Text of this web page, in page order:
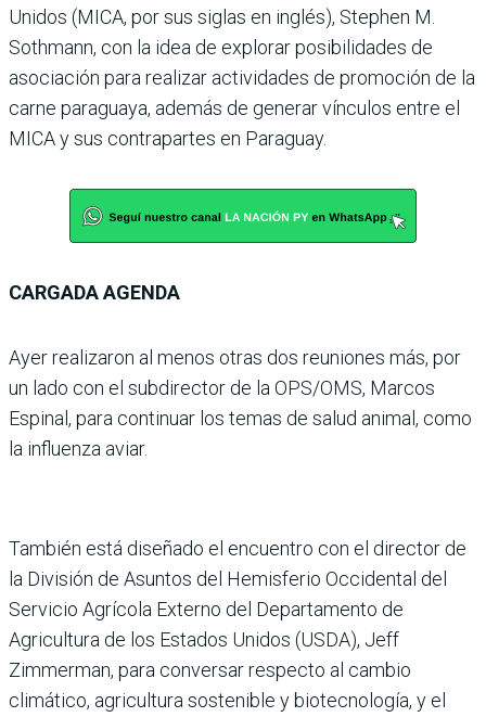
Unidos (MICA, por sus siglas en inglés), Stephen M.
Sothmann, con la idea de explorar posibilidades de
asociación para realizar actividades de promoción de la
carne paraguaya, además de generar vínculos entre el
MICA y sus contrapartes en Paraguay.
CARGADA AGENDA
Ayer realizaron al menos otras dos reuniones más, por
un lado con el subdirector de la OPS/OMS, Marcos
Espinal, para continuar los temas de salud animal, como
la influenza aviar.
También está diseñado el encuentro con el director de
la División de Asuntos del Hemisferio Occidental del
Servicio Agrícola Externo del Departamento de
Agricultura de los Estados Unidos (USDA), Jeff
Zimmerman, para conversar respecto al cambio
climático, agricultura sostenible y biotecnología, y el